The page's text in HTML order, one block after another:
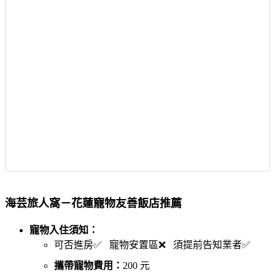
海芸旅人窩－花蓮寵物友善飯店推薦
寵物入住須知：
可否進房✅ 寵物安置區❌ 須提前告知業者✅
攜帶寵物費用： 200 元